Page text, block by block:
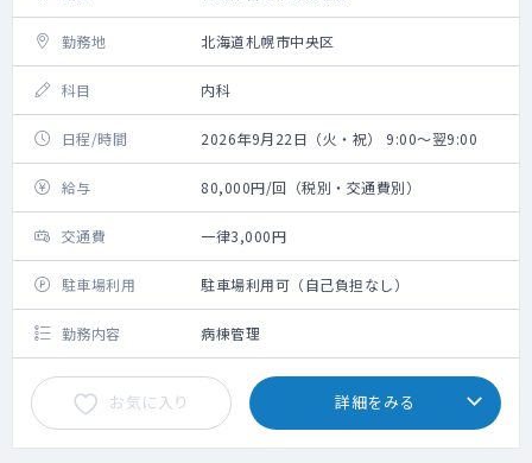
勤務地 北海道札幌市中央区
科目 内科
日程/時間 2026年9月22日（火・祝） 9:00～翌9:00
給与 80,000円/回（税別・交通費別）
交通費 一律3,000円
駐車場利用 駐車場利用可（自己負担なし）
勤務内容 病棟管理
お気に入り 詳細をみる